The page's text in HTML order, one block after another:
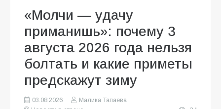
«Молчи — удачу
приманишь»: почему 3
августа 2026 года нельзя
болтать и какие приметы
предскажут зиму
03.08.2026
Малика Тапаева